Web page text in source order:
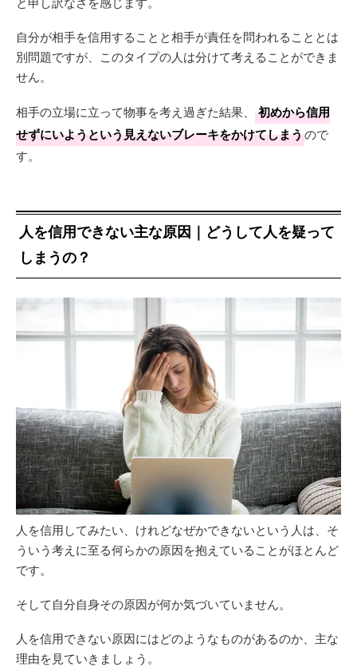
自分が相手を信用することと相手が責任を問われることとは
別問題ですが、このタイプの人は分けて考えることができま
せん。
相手の立場に立って物事を考え過ぎた結果、
初めから信用
せずにいようという見えないブレーキをかけてしまうので
す。
人を信用できない主な原因｜どうして人を疑って
しまうの？
人を信用してみたい、けれどなぜかできないという人は、そ
ういう考えに至る何らかの原因を抱えていることがほとんど
です。
そして自分自身その原因が何か気づいていません。
人を信用できない原因にはどのようなものがあるのか、主な
理由を見ていきましょう。